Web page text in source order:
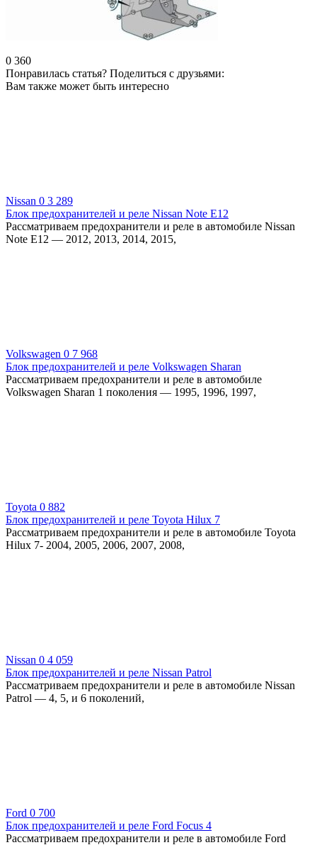
0 360
Понравилась статья? Поделиться с друзьями:
Вам также может быть интересно
Nissan 0 3 289
Блок предохранителей и реле Nissan Note Е12
Рассматриваем предохранители и реле в автомобиле Nissan
Note Е12 — 2012, 2013, 2014, 2015,
Volkswagen 0 7 968
Блок предохранителей и реле Volkswagen Sharan
Рассматриваем предохранители и реле в автомобиле
Volkswagen Sharan 1 поколения — 1995, 1996, 1997,
Toyota 0 882
Блок предохранителей и реле Toyota Hilux 7
Рассматриваем предохранители и реле в автомобиле Toyota
Hilux 7- 2004, 2005, 2006, 2007, 2008,
Nissan 0 4 059
Блок предохранителей и реле Nissan Patrol
Рассматриваем предохранители и реле в автомобиле Nissan
Patrol — 4, 5, и 6 поколений,
Ford 0 700
Блок предохранителей и реле Ford Focus 4
Рассматриваем предохранители и реле в автомобиле Ford